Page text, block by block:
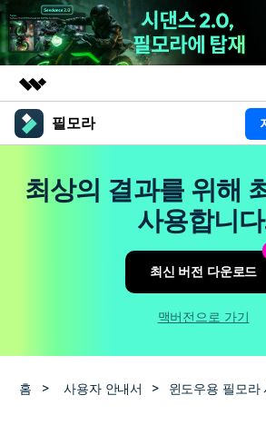
주요 제품
유틸리티
필모라
고객 지원
더 알아보기
최상의 결과를 위해
사용합니
최신 버전 다운로드
맥버전으로 가기
홈 > 사용자 안내서 > 윈도우용 필모라